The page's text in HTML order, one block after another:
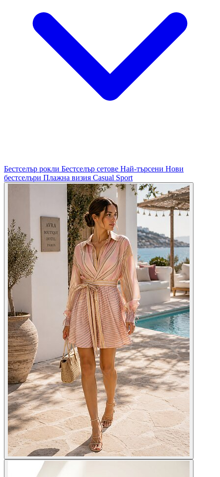
Бестселър рокли Бестселър сетове Най-търсени Нови
бестселъри Плажна визия Casual Sport